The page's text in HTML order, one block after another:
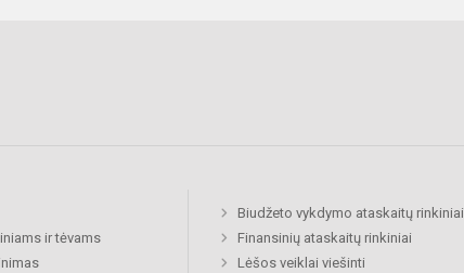
ir tėvams
Biudžeto vykdymo ataskaitų rinkiniai
Finansinių ataskaitų rinkiniai
Lėšos veiklai viešinti